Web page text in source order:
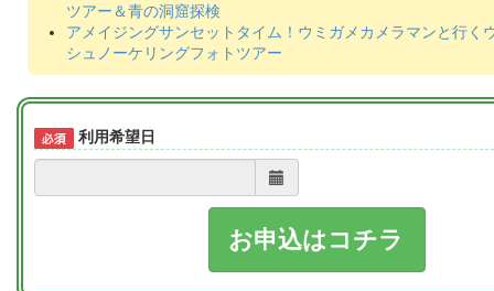
ツアー＆青の洞窟探検
アメイジングサンセットタイム！ウミガメカメラマンと行く
シュノーケリングフォトツアー
利用希望日
お申込はコチラ